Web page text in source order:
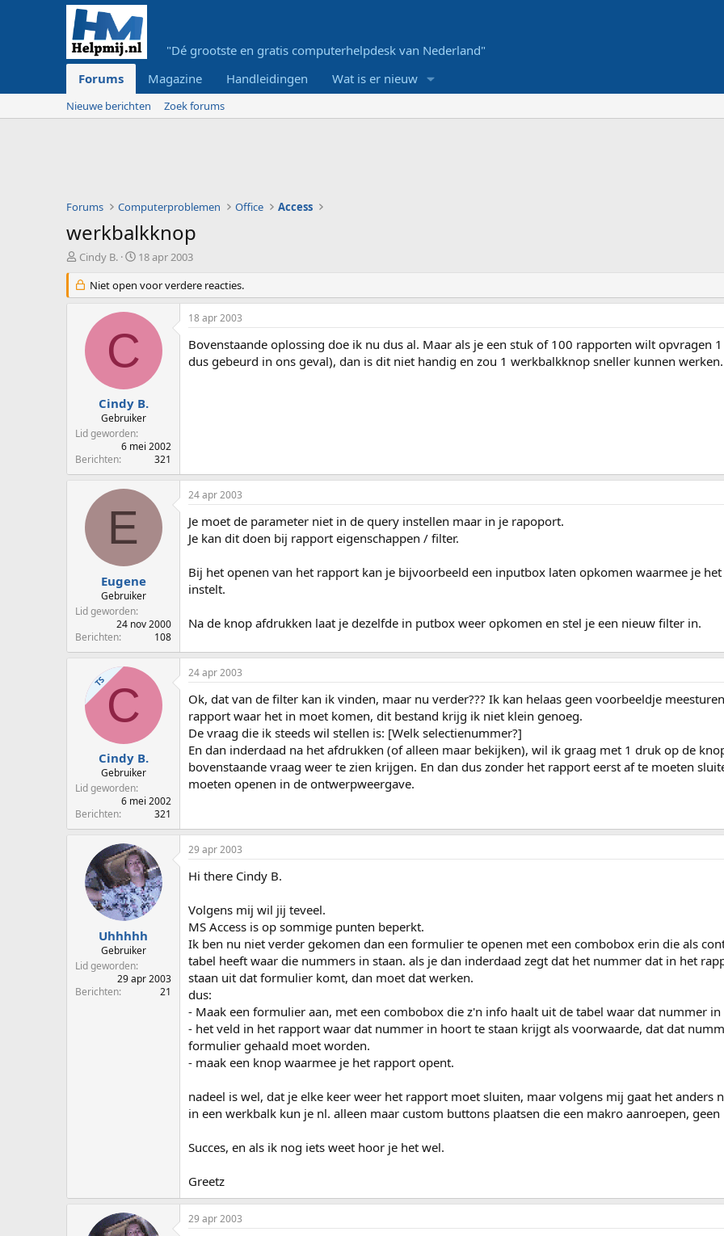
"Dé grootste en gratis computerhelpdesk van Nederland"
Forums
Magazine Handleidingen Wat is er nieuw
Nieuwe berichten Zoek forums
Forums Computerproblemen Office Access
werkbalkknop
O
d
e
r
e
r
Cindy B.
S
a
r
t
a
t
m
18 apr 2003
Niet open voor verdere reacties.
C
Cindy B.
Gebruiker
Lid geworden
6 mei 2002
Berichten
321
18 apr 2003
Bovenstaande oplossing doe ik nu dus al. Maar als je een stuk of 100 rapporten wilt opvragen
dus gebeurd in ons geval), dan is dit niet handig en zou 1 werkbalkknop sneller kunnen werken.
E
Eugene
Gebruiker
Lid geworden
24 nov 2000
Berichten
108
24 apr 2003
Je moet de parameter niet in de query instellen maar in je rapoport.
Je kan dit doen bij rapport eigenschappen / filter.
Bij het openen van het rapport kan je bijvoorbeeld een inputbox laten opkomen waarmee je
instelt.
Na de knop afdrukken laat je dezelfde in putbox weer opkomen en stel je een nieuw filter in.
TSC
Cindy B.
Gebruiker
Lid geworden
6 mei 2002
Berichten
321
24 apr 2003
Ok, dat van de filter kan ik vinden, maar nu verder??? Ik kan helaas geen voorbeeldje
rapport waar het in moet komen, dit bestand krijg ik niet klein genoeg.
De vraag die ik steeds wil stellen is: [Welk selectienummer?]
En dan inderdaad na het afdrukken (of alleen maar bekijken), wil ik graag met 1 druk op de
bovenstaande vraag weer te zien krijgen. En dan dus zonder het rapport eerst af te moeten
moeten openen in de ontwerpweergave.
Uhhhhh
Gebruiker
Lid geworden
29 apr 2003
Berichten
21
29 apr 2003
Hi there Cindy B.
Volgens mij wil jij teveel.
MS Access is op sommige punten beperkt.
Ik ben nu niet verder gekomen dan een formulier te openen met een combobox erin die als
tabel heeft waar die nummers in staan. als je dan inderdaad zegt dat het nummer dat in het
staan uit dat formulier komt, dan moet dat werken.
dus:
- Maak een formulier aan, met een combobox die z'n info haalt uit de tabel waar dat nummer in
- het veld in het rapport waar dat nummer in hoort te staan krijgt als voorwaarde, dat dat
formulier gehaald moet worden.
- maak een knop waarmee je het rapport opent.
nadeel is wel, dat je elke keer weer het rapport moet sluiten, maar volgens mij gaat het anders
in een werkbalk kun je nl. alleen maar custom buttons plaatsen die een makro aanroepen,
Succes, en als ik nog iets weet hoor je het wel.
Greetz
29 apr 2003